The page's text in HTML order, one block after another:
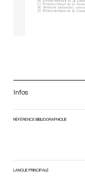
Infos
RÉFÉRENCE BIBLIOGRAPHIQUE
LANGUE PRINCIPALE